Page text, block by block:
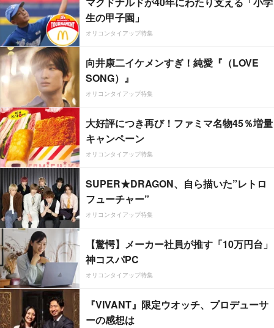
生の甲子園」
オリコンタイアップ特集
向井康二イケメンすぎ！純愛『（LOVE
SONG）』
オリコンタイアップ特集
大好評につき再び！ファミマ名物45％増量
キャンペーン
オリコンタイアップ特集
SUPER★DRAGON、自ら描いた”レトロ
フューチャー”
オリコンタイアップ特集
【驚愕】メーカー社員が推す「10万円台」
神コスパPC
オリコンタイアップ特集
『VIVANT』限定ウオッチ、プロデューサ
ーの感想は